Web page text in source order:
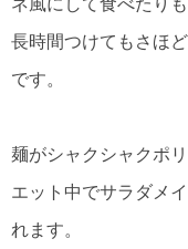
長時間つけてもさほ
です。
麺がシャクシャクポ
エット中でサラダメ
れます。